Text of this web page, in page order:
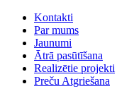
Kontakti
Par mums
Jaunumi
Ātrā pasūtīšana
Realizētie projekti
Preču Atgriešana